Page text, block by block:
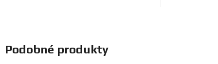
Podobné produkty